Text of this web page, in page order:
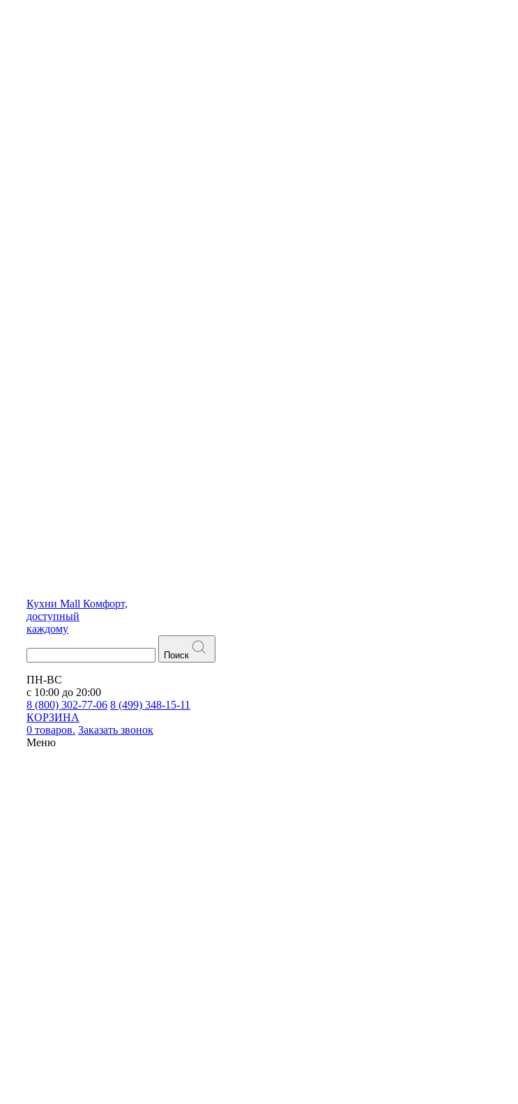
Кухни Mall Комфорт,
доступный
каждому
Поиск
ПН-ВС
с 10:00 до 20:00
8 (800) 302-77-06 8 (499) 348-15-11
КОРЗИНА
0 товаров. Заказать звонок
Меню